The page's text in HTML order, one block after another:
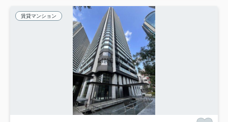
賃貸マンション